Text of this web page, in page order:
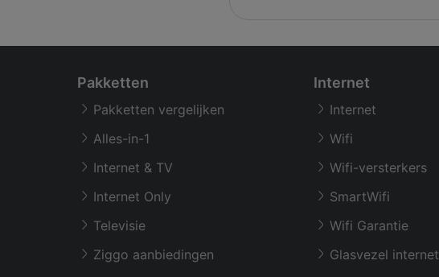
Pakketten
Pakketten vergelijken
Alles-in-1
Internet & TV
Internet Only
Televisie
Ziggo aanbiedingen
Internet
Internet
Wifi
Wifi-versterkers
SmartWifi
Wifi Garantie
Glasvezel internet